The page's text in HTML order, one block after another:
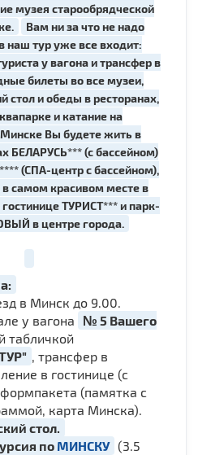
музея старообрядческой
Вам ни за что не надо
наш тур уже все входит:
у вагона и трансфер в
билеты во все музеи,
стол и обеды в ресторанах,
и катание на
Вы будете жить в
БЕЛАРУСЬ*** (с бассейном)
(СПА-центр с бассейном),
самом красивом месте в
ТУРИСТ*** и парк-
в центре города.
в Минск до 9.00.
у вагона
№ 5 Вашего
табличкой
, трансфер в
в гостинице (с
(памятка с
карта Минска).
стол.
по МИНСКУ (3.5